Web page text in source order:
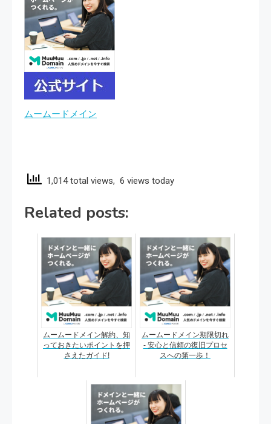
ムームードメイン
1,014 total views, 6 views today
Related posts:
ムームードメイン解約、知
っておきたいポイントを押
さえたガイド!
ムームードメイン期限切れ
- 安心と信頼の復旧プロセ
スへの第一歩！